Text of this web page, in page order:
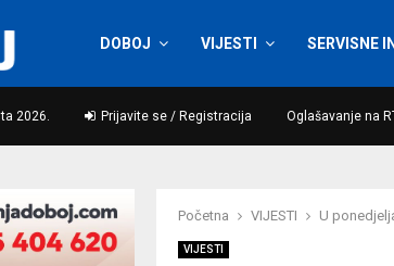
DOBOJ VIJESTI SERVISNE
2026. Prijavite se / Registracija Oglašavanje na
Početna VIJESTI U
VIJESTI